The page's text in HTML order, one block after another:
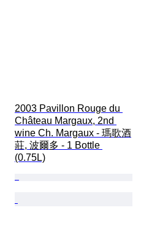
2003 Pavillon Rouge du
Château Margaux, 2nd
wine Ch. Margaux - 瑪歌酒
莊, 波爾多 - 1 Bottle
(0.75L)